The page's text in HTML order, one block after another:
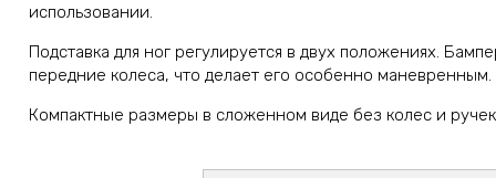
использовании.
Подставка для ног регулируется в двух положениях.
передние колеса, что делает его особенно маневренным.
Компактные размеры в сложенном виде без колес и